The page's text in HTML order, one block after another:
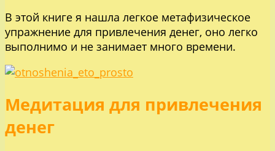
В этой книге я нашла легкое метафизическое
упражнение для привлечения денег, оно легко
выполнимо и не занимает много времени.
Медитация для привлечения
денег